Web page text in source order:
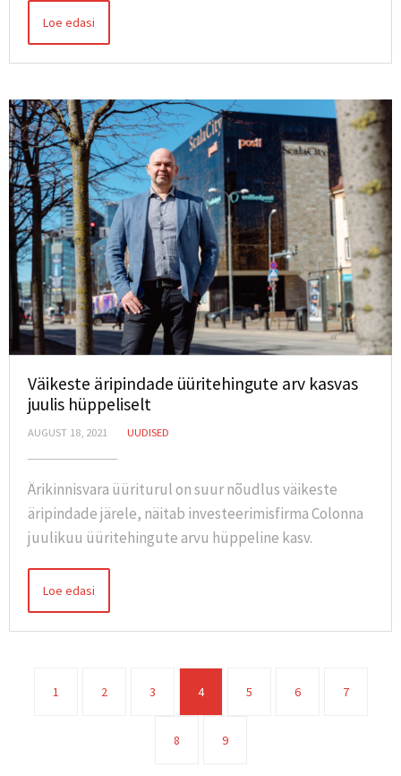
Loe edasi
Väikeste äripindade üüritehingute arv kasvas
juulis hüppeliselt
AUGUST 18, 2021 UUDISED
Ärikinnisvara üüriturul on suur nõudlus väikeste
äripindade järele, näitab investeerimisfirma Colonna
juulikuu üüritehingute arvu hüppeline kasv.
Loe edasi
1 2 3 4 5 6 7
8 9